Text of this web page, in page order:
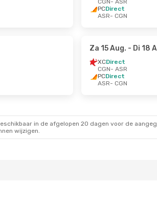
CGN- ASR
PCDirect
ASR- CGN
Za 15 Aug. - Di 18
XCDirect
CGN- ASR
PCDirect
ASR- CGN
in de afgelopen 20 dagen voor de
wijzigen.